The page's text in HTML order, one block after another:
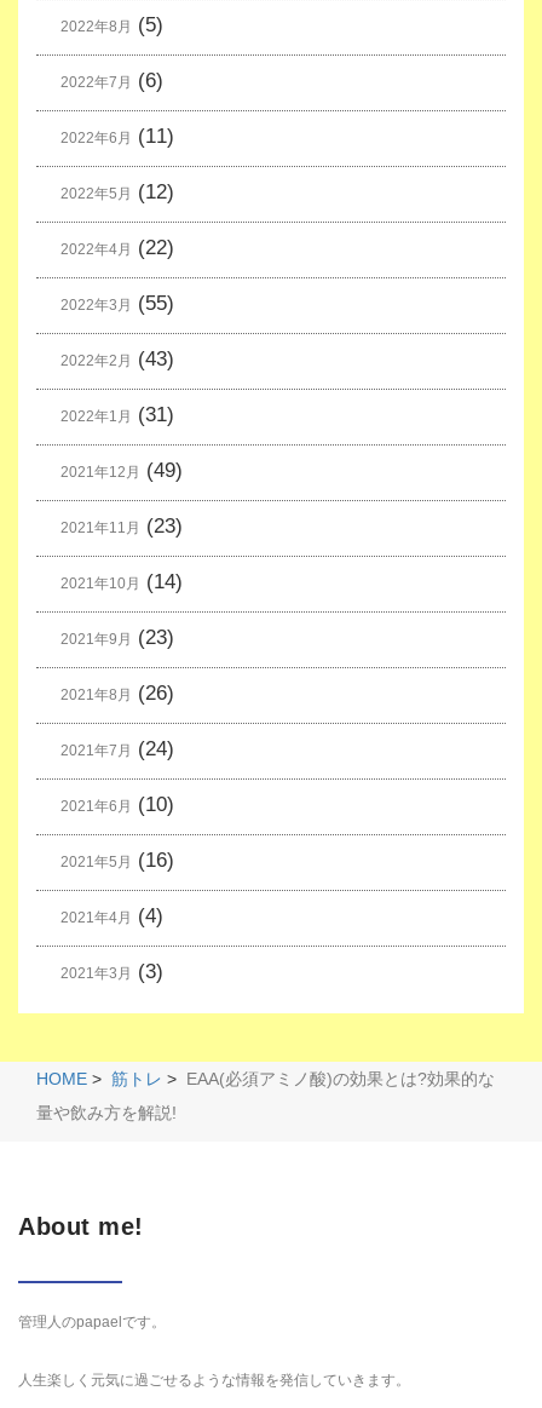
2022年8月 (5)
2022年7月 (6)
2022年6月 (11)
2022年5月 (12)
2022年4月 (22)
2022年3月 (55)
2022年2月 (43)
2022年1月 (31)
2021年12月 (49)
2021年11月 (23)
2021年10月 (14)
2021年9月 (23)
2021年8月 (26)
2021年7月 (24)
2021年6月 (10)
2021年5月 (16)
2021年4月 (4)
2021年3月 (3)
HOME > 筋トレ > EAA(必須アミノ酸)の効果とは?効果的な
量や飲み方を解説!
About me!
管理人のpapaelです。
人生楽しく元気に過ごせるような情報を発信していきます。